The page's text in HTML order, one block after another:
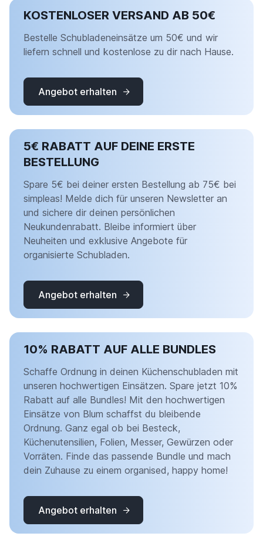
KOSTENLOSER VERSAND AB 50€
Bestelle Schubladeneinsätze um 50€ und wir
liefern schnell und kostenlose zu dir nach Hause.
Angebot erhalten
5€ RABATT AUF DEINE ERSTE
BESTELLUNG
Spare 5€ bei deiner ersten Bestellung ab 75€ bei
simpleas! Melde dich für unseren Newsletter an
und sichere dir deinen persönlichen
Neukundenrabatt. Bleibe informiert über
Neuheiten und exklusive Angebote für
organisierte Schubladen.
Angebot erhalten
10% RABATT AUF ALLE BUNDLES
Schaffe Ordnung in deinen Küchenschubladen mit
unseren hochwertigen Einsätzen. Spare jetzt 10%
Rabatt auf alle Bundles! Mit den hochwertigen
Einsätze von Blum schaffst du bleibende
Ordnung. Ganz egal ob bei Besteck,
Küchenutensilien, Folien, Messer, Gewürzen oder
Vorräten. Finde das passende Bundle und mach
dein Zuhause zu einem organised, happy home!
Angebot erhalten